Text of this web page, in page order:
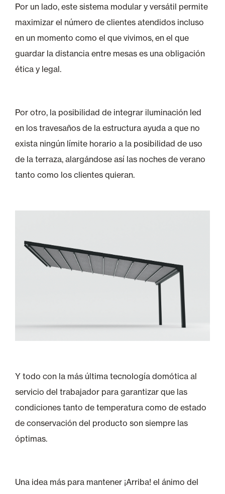
Por un lado, este sistema modular y versátil permite
maximizar el número de clientes atendidos incluso
en un momento como el que vivimos, en el que
guardar la distancia entre mesas es una obligación
ética y legal.
Por otro, la posibilidad de integrar iluminación led
en los travesaños de la estructura ayuda a que no
exista ningún límite horario a la posibilidad de uso
de la terraza, alargándose así las noches de verano
tanto como los clientes quieran.
Y todo con la más última tecnología domótica al
servicio del trabajador para garantizar que las
condiciones tanto de temperatura como de estado
de conservación del producto son siempre las
óptimas.
Una idea más para mantener ¡Arriba! el ánimo del